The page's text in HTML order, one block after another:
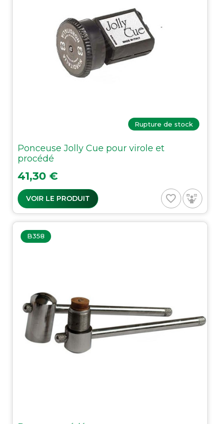
Rupture de stock
Ponceuse Jolly Cue pour virole et
procédé
Prix
41,30 €
VOIR LE PRODUIT favorite_border
B358